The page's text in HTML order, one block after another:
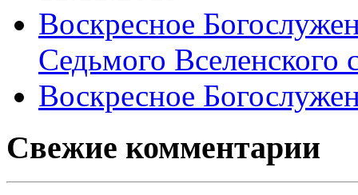
Воскресное
Седьмого Вселенского
Воскресное
Свежие комментарии